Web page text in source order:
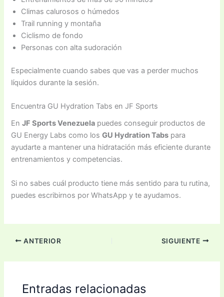
Climas calurosos o húmedos
Trail running y montaña
Ciclismo de fondo
Personas con alta sudoración
Especialmente cuando sabes que vas a perder muchos
líquidos durante la sesión.
Encuentra GU Hydration Tabs en JF Sports
EnJF Sports Venezuela puedes conseguir productos de
GU Energy Labs como losGU Hydration Tabs para
ayudarte a mantener una hidratación más eficiente durante
entrenamientos y competencias.
Si no sabes cuál producto tiene más sentido para tu rutina,
puedes escribirnos por WhatsApp y te ayudamos.
ANTERIOR SIGUIENTE
Entradas relacionadas